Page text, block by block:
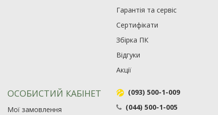
Гарантія та сервіс
Сертифікати
Збірка ПК
Відгуки
Акції
ОСОБИСТИЙ КАБІНЕТ
Мої замовлення
(093) 500-1-009
(044) 500-1-005